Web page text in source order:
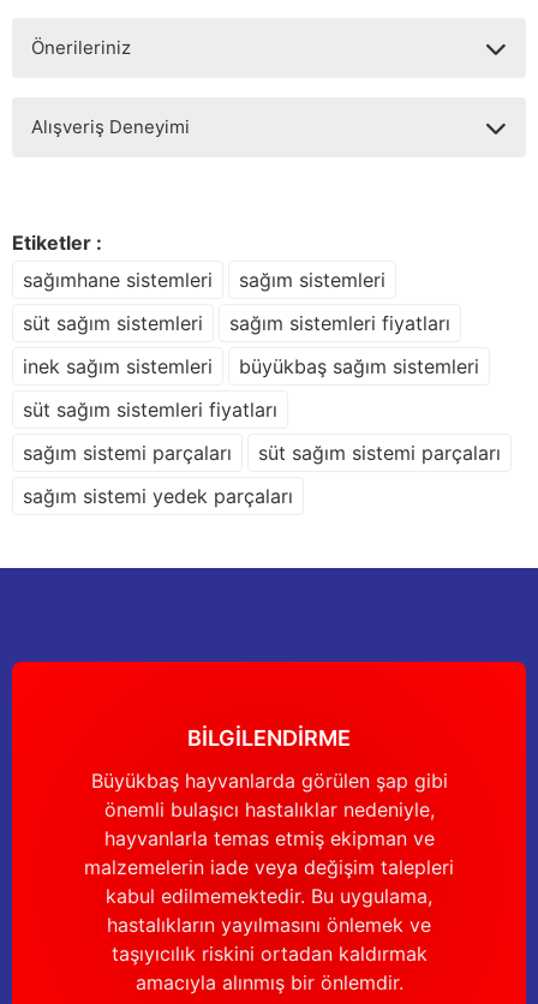
Önerileriniz
konularda yetersiz gördüğünüz noktaları öneri formunu
Ürün resmi kalitesiz, bozuk veya görüntülenemiyor.
Ürün fiyatı diğer sitelerden daha pahalı.
Bu ürüne benzer farklı alternatifler olmalı.
Alışveriş Deneyimi
Deneyimini Paylaş
Etiketler :
sağımhane sistemleri
sağım sistemleri
süt sağım sistemleri
sağım sistemleri fiyatları
inek sağım sistemleri
büyükbaş sağım sistemleri
süt sağım sistemleri fiyatları
sağım sistemi parçaları
süt sağım sistemi parçaları
sağım sistemi yedek parçaları
BİLGİLENDİRME
Büyükbaş hayvanlarda görülen şap gibi
önemli bulaşıcı hastalıklar nedeniyle,
hayvanlarla temas etmiş ekipman ve
malzemelerin iade veya değişim talepleri
kabul edilmemektedir. Bu uygulama,
hastalıkların yayılmasını önlemek ve
taşıyıcılık riskini ortadan kaldırmak
amacıyla alınmış bir önlemdir.